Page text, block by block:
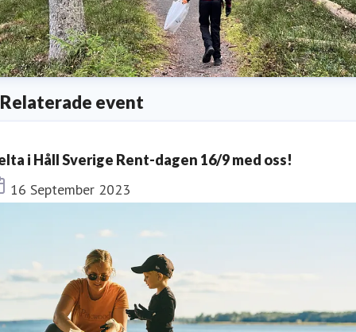
Relaterade event
i Håll Sverige Rent-dagen 16/9 med oss!
Tid
16 September 2023